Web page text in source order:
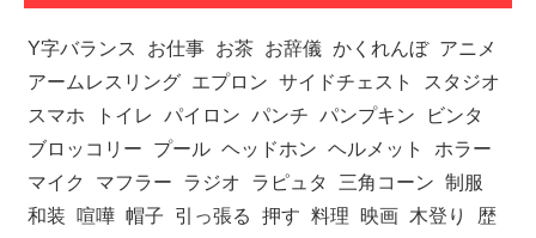
Y字バランス お仕事 お茶 お辞儀 かくれんぼ アニメ
アームレスリング エプロン サイドチェスト
スタジオ
スマホ
トイレ パイロン パンチ パンプキン
ビンタ
ブロッコリー
プール ヘッドホン ヘルメット
ホラー
マイク
マフラー ラジオ ラピュタ 三角コーン 制服
和装
喧嘩 帽子 引っ張る 押す 料理 映画 木登り
歴